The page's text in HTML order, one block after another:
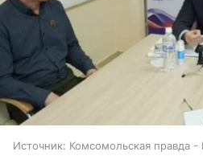
Источник: Комсомольская правда -